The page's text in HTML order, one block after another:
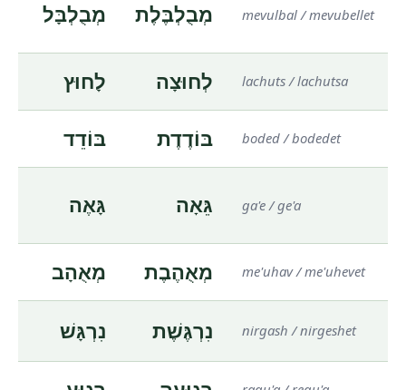
מְבֻלְבָּל מְבֻלְבֶּלֶת mevulbal / mevubellet
לָחוּץ לְחוּצָה lachuts / lachutsa
בּוֹדֵד בּוֹדֶדֶת boded / bodedet
גָּאֶה גֵּאָה ga'e / ge'a
מְאֻהָב מְאֻהֶבֶת me'uhav / me'uhevet
נִרְגָּשׁ נִרְגֶּשֶׁת nirgash / nirgeshet